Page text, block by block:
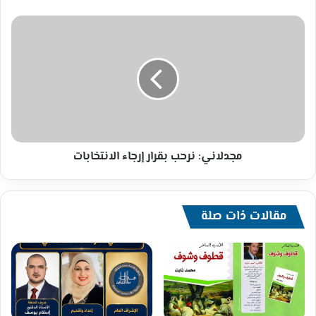
مجدلاني:
مجدلاني: نرحب بقرار إرجاء الانتخابات
مقالات ذات صلة